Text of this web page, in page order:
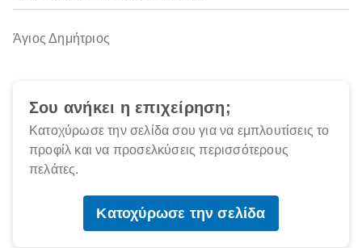
Άγιος Δημήτριος
Σου ανήκει η επιχείρηση;
Κατοχύρωσε την σελίδα σου για να εμπλουτίσεις το
προφίλ και να προσελκύσεις περισσότερους
πελάτες.
Κατοχύρωσε την σελίδα